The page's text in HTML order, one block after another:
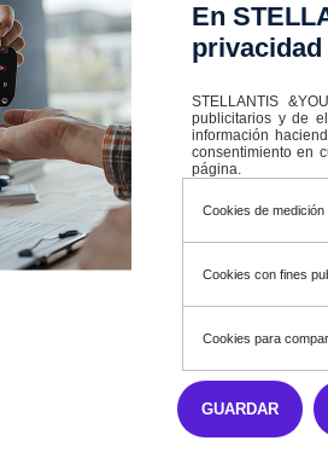
En
privacidad
STELLANTIS
publicitarios y de
información
consentimiento en
página.
Cookies de medición
Cookies con fines
Cookies para
GUARDAR